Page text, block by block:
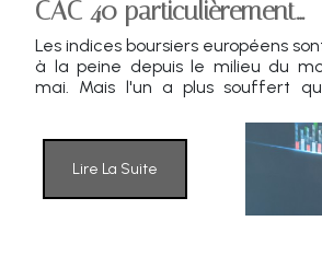
CAC 40 particulièrement
touché
Les indices boursiers européens
à la peine depuis le milieu du
mai. Mais l'un a plus souffert
mai, à 8.239,99 points, le CAC 40 a
Lire La Suite